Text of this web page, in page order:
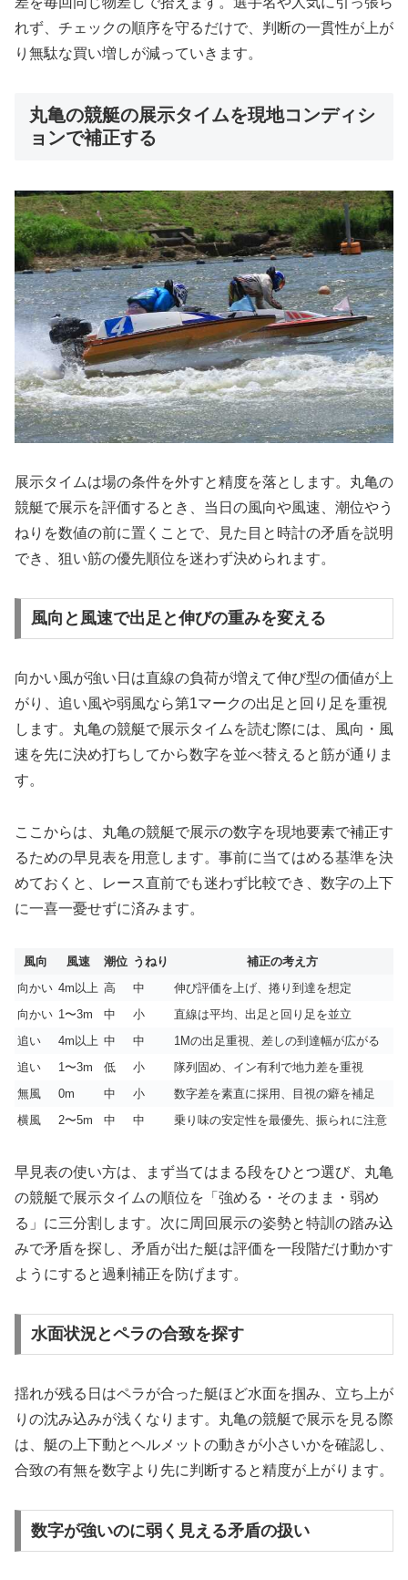
れず、チェックの順序を守るだけで、判断の一貫性が上が
り無駄な買い増しが減っていきます。
丸亀の競艇の展示タイムを現地コンディシ
ョンで補正する
展示タイムは場の条件を外すと精度を落とします。丸亀の
競艇で展示を評価するとき、当日の風向や風速、潮位やう
ねりを数値の前に置くことで、見た目と時計の矛盾を説明
でき、狙い筋の優先順位を迷わず決められます。
風向と風速で出足と伸びの重みを変える
向かい風が強い日は直線の負荷が増えて伸び型の価値が上
がり、追い風や弱風なら第1マークの出足と回り足を重視
します。丸亀の競艇で展示タイムを読む際には、風向・風
速を先に決め打ちしてから数字を並べ替えると筋が通りま
す。
ここからは、丸亀の競艇で展示の数字を現地要素で補正す
るための早見表を用意します。事前に当てはめる基準を決
めておくと、レース直前でも迷わず比較でき、数字の上下
に一喜一憂せずに済みます。
風向 風速 潮位 うねり
補正の考え方
向かい 4m以上 高 中
伸び評価を上げ、捲り到達を想定
向かい 1〜3m 中 小
直線は平均、出足と回り足を並立
追い
4m以上 中 中
1Mの出足重視、差しの到達幅が広がる
追い
1〜3m 低 小
隊列固め、イン有利で地力差を重視
無風
0m 中 小
数字差を素直に採用、目視の癖を補足
横風
2〜5m 中 中 乗り味の安定性を最優先、振られに注意
早見表の使い方は、まず当てはまる段をひとつ選び、丸亀
の競艇で展示タイムの順位を「強める・そのまま・弱め
る」に三分割します。次に周回展示の姿勢と特訓の踏み込
みで矛盾を探し、矛盾が出た艇は評価を一段階だけ動かす
ようにすると過剰補正を防げます。
水面状況とペラの合致を探す
揺れが残る日はペラが合った艇ほど水面を掴み、立ち上が
りの沈み込みが浅くなります。丸亀の競艇で展示を見る際
は、艇の上下動とヘルメットの動きが小さいかを確認し、
合致の有無を数字より先に判断すると精度が上がります。
数字が強いのに弱く見える矛盾の扱い